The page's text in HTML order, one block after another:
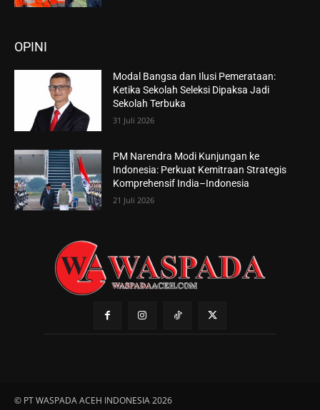
OPINI
Modal Bangsa dan Ilusi Pemerataan:
Ketika Sekolah Seleksi Dipaksa Jadi
Sekolah Terbuka
31 Juli 2026
PM Narendra Modi Kunjungan ke
Indonesia: Perkuat Kemitraan Strategis
Komprehensif India–Indonesia
21 Juli 2026
© PT WASPADA ACEH INDONESIA 2026